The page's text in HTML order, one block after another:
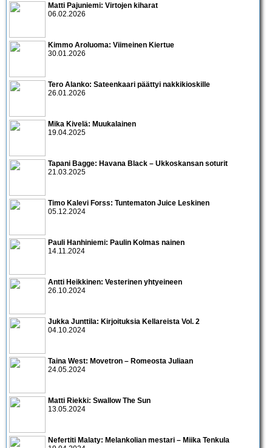
Matti Pajuniemi: Virtojen kiharat
06.02.2026
Kimmo Aroluoma: Viimeinen Kiertue
30.01.2026
Tero Alanko: Sateenkaari päättyi nakkikioskille
26.01.2026
Mika Kivelä: Muukalainen
19.04.2025
Tapani Bagge: Havana Black – Ukkoskansan soturit
21.03.2025
Timo Kalevi Forss: Tuntematon Juice Leskinen
05.12.2024
Pauli Hanhiniemi: Paulin Kolmas nainen
14.11.2024
Antti Heikkinen: Vesterinen yhtyeineen
26.10.2024
Jukka Junttila: Kirjoituksia Kellareista Vol. 2
04.10.2024
Taina West: Movetron – Romeosta Juliaan
24.05.2024
Matti Riekki: Swallow The Sun
13.05.2024
Nefertiti Malaty: Melankolian mestari – Miika Tenkula